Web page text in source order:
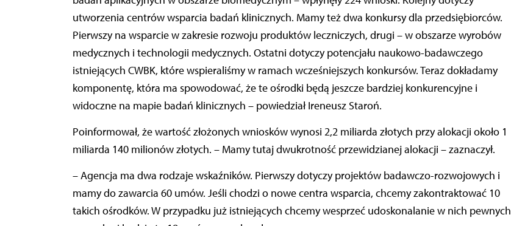
utworzenia centrów wsparcia badań klinicznych. Mamy też dwa konkursy dla przedsiębiorców.
Pierwszy na wsparcie w zakresie rozwoju produktów leczniczych, drugi – w obszarze wyrobów
medycznych i technologii medycznych. Ostatni dotyczy potencjału naukowo-badawczego
istniejących CWBK, które wspieraliśmy w ramach wcześniejszych konkursów. Teraz dokładamy
komponentę, która ma spowodować, że te ośrodki będą jeszcze bardziej konkurencyjne i
widoczne na mapie badań klinicznych – powiedział Ireneusz Staroń.
Poinformował, że wartość złożonych wniosków wynosi 2,2 miliarda złotych przy alokacji około 1
miliarda 140 milionów złotych. – Mamy tutaj dwukrotność przewidzianej alokacji – zaznaczył.
– Agencja ma dwa rodzaje wskaźników. Pierwszy dotyczy projektów badawczo-rozwojowych i
mamy do zawarcia 60 umów. Jeśli chodzi o nowe centra wsparcia, chcemy zakontraktować 10
takich ośrodków.W przypadku już istniejących chcemy wesprzeć udoskonalanie w nich pewnych